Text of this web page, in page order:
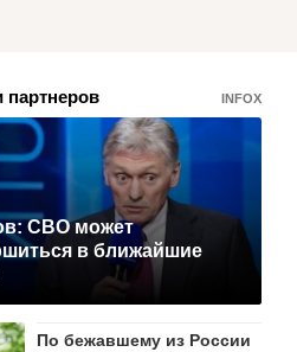
партнеров INFOX
СВО может
в ближайшие
По бежавшему из России